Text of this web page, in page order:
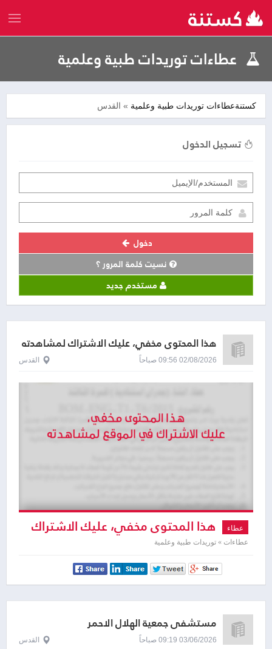
عطاءات توريدات طبية وعلمية
كستنةعطاءات توريدات طبية وعلمية » القدس
تسجيل الدخول
دخول
نسيت كلمة المرور ؟
مستخدم جديد
هذا المحتوى مخفي، عليك الاشتراك لمشاهدته
02/08/2026 09:56 صباحاً القدس
عطاء هذا المحتوى مخفي، عليك الاشتراك
لمشاهدته
عطاءات » توريدات طبية وعلمية
مستشفى جمعية الهلال الاحمر
03/06/2026 09:19 صباحاً القدس